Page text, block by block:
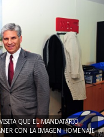
QUE EL MANDATARIO
CON LA IMAGEN HOMENAJE